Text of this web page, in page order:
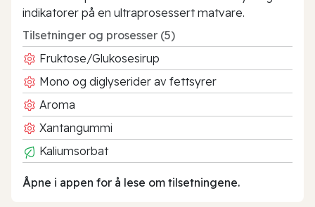
indikatorer på en ultraprosessert matvare.
Tilsetninger og prosesser (5)
Fruktose/Glukosesirup
Mono og diglyserider av fettsyrer
Aroma
Xantangummi
Kaliumsorbat
Åpne i appen for å lese om tilsetningene.